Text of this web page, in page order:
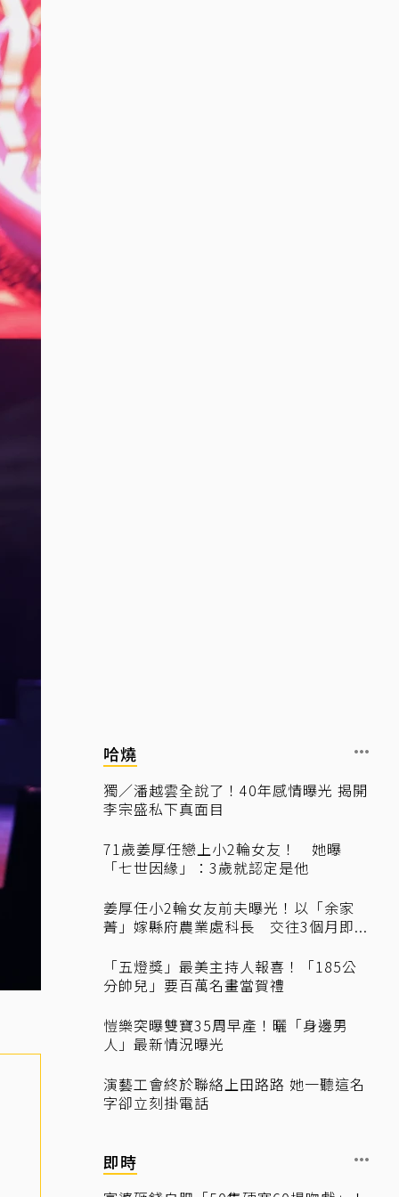
哈燒
獨／潘越雲全說了！40年感情曝光 揭開
李宗盛私下真面目
71歲姜厚任戀上小2輪女友！ 她曝
「七世因緣」：3歲就認定是他
姜厚任小2輪女友前夫曝光！以「余家
菁」嫁縣府農業處科長 交往3個月即...
「五燈獎」最美主持人報喜！「185公
分帥兒」要百萬名畫當賀禮
愷樂突曝雙寶35周早產！曬「身邊男
人」最新情況曝光
演藝工會終於聯絡上田路路 她一聽這名
字卻立刻掛電話
即時